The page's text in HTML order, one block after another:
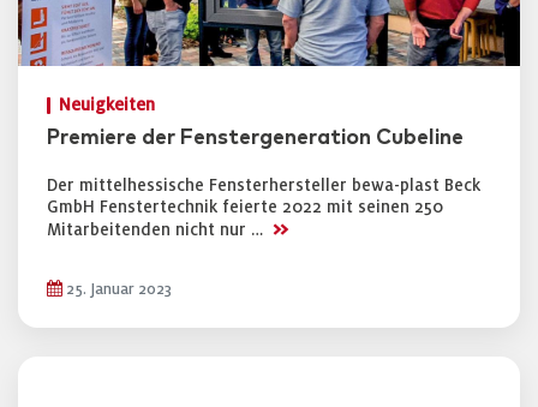
Neuigkeiten
Premiere der Fenstergeneration Cubeline
Der mittelhessische Fensterhersteller bewa-plast Beck
GmbH Fenstertechnik feierte 2022 mit seinen 250
Mitarbeitenden nicht nur … >>
25. Januar 2023